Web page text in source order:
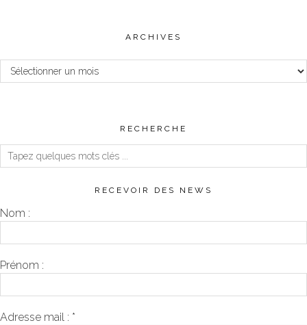
ARCHIVES
Archives
RECHERCHE
RECEVOIR DES NEWS
Nom :
Prénom :
Adresse mail : *